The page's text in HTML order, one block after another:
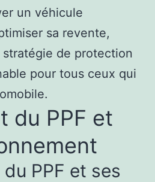
un véhicule
sa revente,
de protection
pour tous ceux qui
du PPF et
PPF et ses